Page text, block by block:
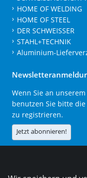
HOME OF WELDING
HOME OF STEEL
DER SCHWEISSER
STAHL+TECHNIK
Aluminium-
Wenn Sie an unserem
benutzen Sie bitte
zu registrieren.
Jetzt abonnieren!
Die DVS